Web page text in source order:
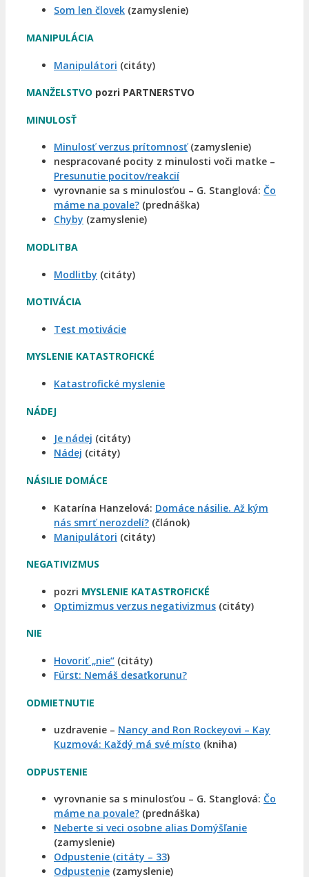
Som len človek (zamyslenie)
MANIPULÁCIA
Manipulátori (citáty)
MANŽELSTVO pozri PARTNERSTVO
MINULOSŤ
Minulosť verzus prítomnosť(zamyslenie)
nespracované pocity z minulosti voči matke –
Presunutie pocitov/reakcií
vyrovnanie sa s minulosťou – G. Stanglová: Čo
máme na povale? (prednáška)
Chyby (zamyslenie)
MODLITBA
Modlitby (citáty)
MOTIVÁCIA
Test motivácie
MYSLENIE KATASTROFICKÉ
Katastrofické myslenie
NÁDEJ
Je nádej (citáty)
Nádej (citáty)
NÁSILIE DOMÁCE
Katarína Hanzelová: Domáce násilie. Až kým
nás smrť nerozdelí? (článok)
Manipulátori (citáty)
NEGATIVIZMUS
pozri MYSLENIE KATASTROFICKÉ
Optimizmus verzus negativizmus (citáty)
NIE
Hovoriť „nie“ (citáty)
Fürst: Nemáš desaťkorunu?
ODMIETNUTIE
uzdravenie – Nancy and Ron Rockeyovi – Kay
Kuzmová: Každý má své místo (kniha)
ODPUSTENIE
vyrovnanie sa s minulosťou – G. Stanglová: Čo
máme na povale? (prednáška)
Neberte si veci osobne alias Domýšľanie
(zamyslenie)
Odpustenie (citáty – 33)
Odpustenie (zamyslenie)